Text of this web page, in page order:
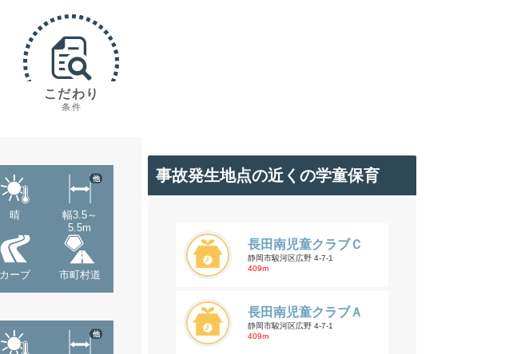
こだわり
条件
晴
幅3.5～
5.5m
他
カーブ 市町村道
他
事故発生地点の近くの学童保育
長田南児童クラブＣ
静岡市駿河区広野 4-7-1
409m
長田南児童クラブＡ
静岡市駿河区広野 4-7-1
409m